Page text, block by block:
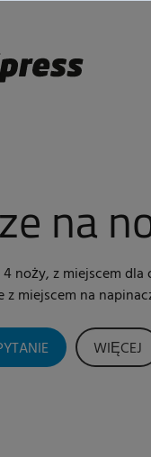
na
noży, z miejscem
z miejscem na
WIĘCEJ